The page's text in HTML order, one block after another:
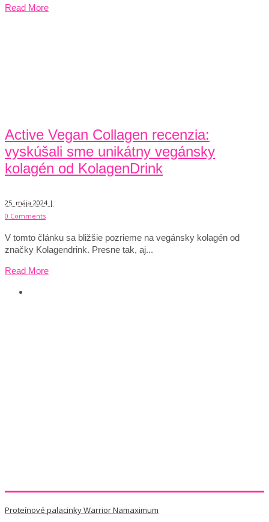
Read More
Active Vegan Collagen recenzia:
vyskúšali sme unikátny vegánsky
kolagén od KolagenDrink
25. mája 2024 |
0 Comments
V tomto článku sa bližšie pozrieme na vegánsky kolagén od
značky Kolagendrink. Presne tak, aj...
Read More
Proteínové palacinky Warrior Namaximum